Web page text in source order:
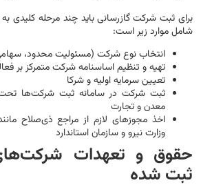
برای ثبت شرکت گازرسانی باید چند مرحله کلیدی
شامل موارد زیر است:
انتخاب نوع شرکت (مسئولیت محدود،
تهیه و تنظیم اساسنامه شرکت متمرکز بر
تعیین سرمایه اولیه و شرکا
ثبت شرکت در سامانه ثبت شرکت‌ها
معدن و تجارت
اخذ مجوزهای لازم از مراجع ذی‌صلاح
وزارت نیرو و سازمان استاندارد
حقوق و تعهدات
ثبت شده